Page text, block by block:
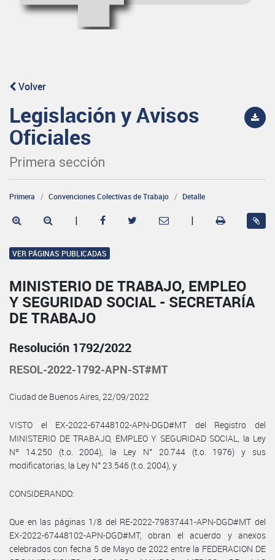
Volver
Legislación y Avisos
Oficiales
Primera sección
Primera Convenciones Colectivas de Trabajo Detalle
| |
VER PÁGINAS PUBLICADAS
MINISTERIO DE TRABAJO, EMPLEO
Y SEGURIDAD SOCIAL - SECRETARÍA
DE TRABAJO
Resolución 1792/2022
RESOL-2022-1792-APN-ST#MT
Ciudad de Buenos Aires, 22/09/2022
VISTO el EX-2022-67448102-APN-DGD#MT del Registro del
MINISTERIO DE TRABAJO, EMPLEO Y SEGURIDAD SOCIAL, la Ley
Nº 14.250 (t.o. 2004), la Ley N° 20.744 (t.o. 1976) y sus
modificatorias, la Ley N° 23.546 (t.o. 2004), y
CONSIDERANDO:
Que en las páginas 1/8 del RE-2022-79837441-APN-DGD#MT del
EX-2022-67448102-APN-DGD#MT, obran el acuerdo y anexos
celebrados con fecha 5 de Mayo de 2022 entre la FEDERACION DE